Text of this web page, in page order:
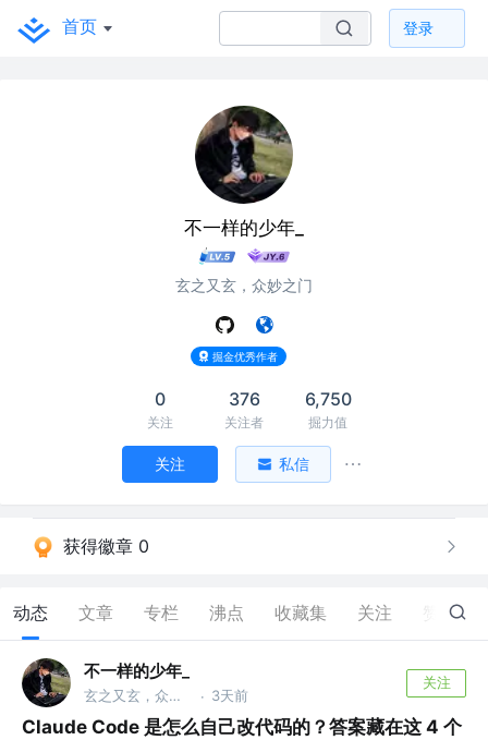
首页 登录
不一样的少年_
玄之又玄，众妙之门
掘金优秀作者
0
关注
376
关注者
6,750
掘力值
看我这么久啦，加个关注吧~
关注 私信
获得徽章 0
动态 文章 专栏 沸点 收藏集 关注 67
不一样的少年_
玄之又玄，众妙之门 · 3天前
关注
Claude Code 是怎么自己改代码的？答案藏在这 4 个